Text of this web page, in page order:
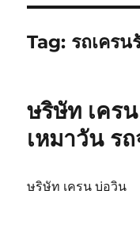
Tag: รถเคร
ษริษัท เคร
เหมาวัน ร
ษริษัท เครน บ่อวิน